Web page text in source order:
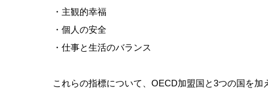
・主観的幸福
・個人の安全
・仕事と生活のバランス
これらの指標について、OECD加盟国と3つの国を